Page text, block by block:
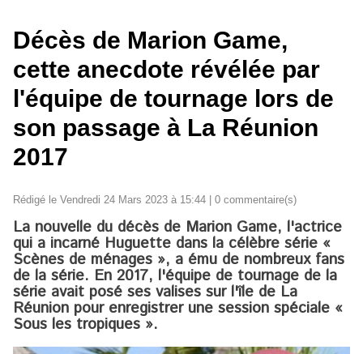
Décès de Marion Game,
cette anecdote révélée par
l'équipe de tournage lors de
son passage à La Réunion
2017
Rédigé le Vendredi 24 Mars 2023 à 15:44 | 0 commentaire(s)
La nouvelle du décès de Marion Game, l'actrice
qui a incarné Huguette dans la célèbre série «
Scènes de ménages », a ému de nombreux fans
de la série. En 2017, l'équipe de tournage de la
série avait posé ses valises sur l'île de La
Réunion pour enregistrer une session spéciale «
Sous les tropiques ».